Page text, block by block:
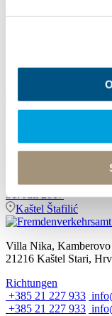
Concert of the Jazz
and the klapa
31. Juli 2017
Kaštel Štafilić
Villa Nika, Kamberovo
21216 Kaštel Stari,
Richtungen
+385 21 227 933
+385 21 227 933